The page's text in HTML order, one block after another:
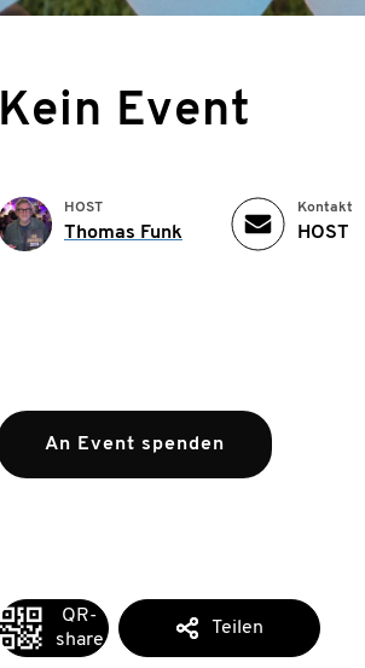
Kein Event
HOST
Thomas Funk
Kontakt
HOST
An Event spenden
QR-
share
Teilen